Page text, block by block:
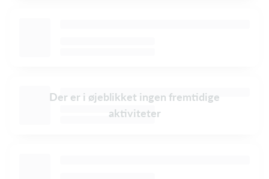
Der er i øjeblikket ingen fremtidige
aktiviteter